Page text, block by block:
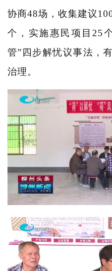
协商48场，收集建议
个，实施惠民项目25
管”四步解忧议事法，
治理。